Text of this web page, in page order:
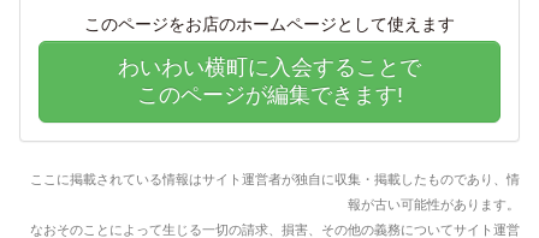
このページをお店のホームページとして使えます
わいわい横町に入会することで
このページが編集できます!
ここに掲載されている情報はサイト運営者が独自に収集・掲載したものであり、情
報が古い可能性があります。
なおそのことによって生じる一切の請求、損害、その他の義務についてサイト運営